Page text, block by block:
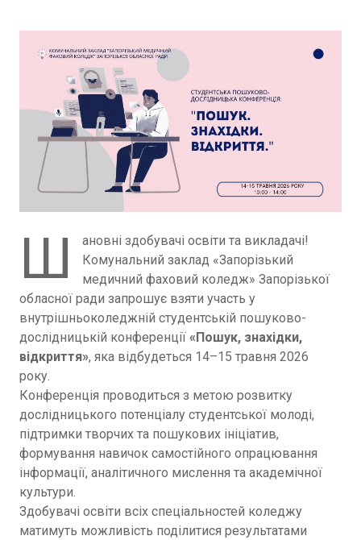
Ш
ановні здобувачі освіти та викладачі!
Комунальний заклад «Запорізький
медичний фаховий коледж» Запорізької
обласної ради запрошує взяти участь у
внутрішньоколеджній студентській пошуково-
дослідницькій конференції «Пошук, знахідки,
відкриття», яка відбудеться 14–15 травня 2026
року.
Конференція проводиться з метою розвитку
дослідницького потенціалу студентської молоді,
підтримки творчих та пошукових ініціатив,
формування навичок самостійного опрацювання
інформації, аналітичного мислення та академічної
культури.
Здобувачі освіти всіх спеціальностей коледжу
матимуть можливість поділитися результатами